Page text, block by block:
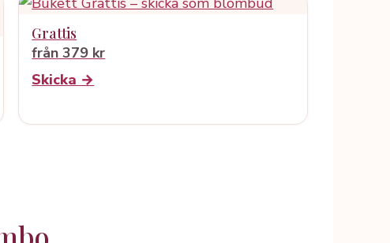
Grattis
från 379 kr
Skicka →